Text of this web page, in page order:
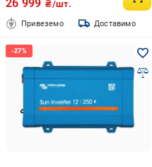
26 999 ₴/шт.
Привеземо Доставимо